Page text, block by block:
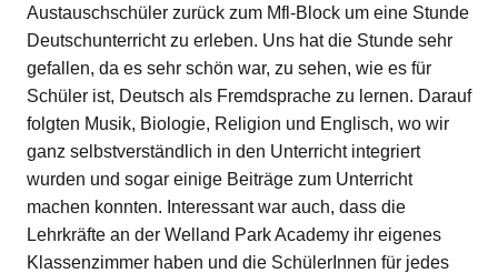
Austauschschüler zurück zum Mfl-Block um eine Stunde
Deutschunterricht zu erleben. Uns hat die Stunde sehr
gefallen, da es sehr schön war, zu sehen, wie es für
Schüler ist, Deutsch als Fremdsprache zu lernen. Darauf
folgten Musik, Biologie, Religion und Englisch, wo wir
ganz selbstverständlich in den Unterricht integriert
wurden und sogar einige Beiträge zum Unterricht
machen konnten. Interessant war auch, dass die
Lehrkräfte an der Welland Park Academy ihr eigenes
Klassenzimmer haben und die SchülerInnen für jedes